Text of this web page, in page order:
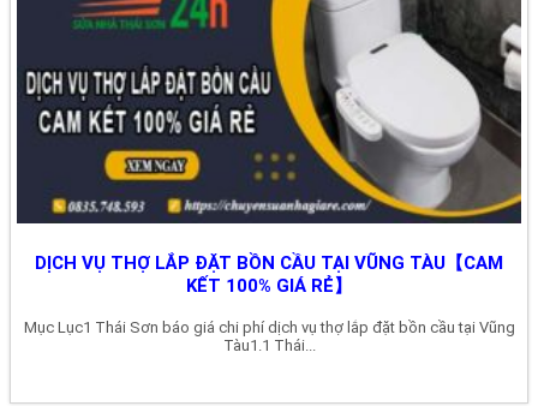
DỊCH VỤ THỢ LẮP ĐẶT BỒN CẦU TẠI VŨNG TÀU【CAM
KẾT 100% GIÁ RẺ】
Mục Lục1 Thái Sơn báo giá chi phí dịch vụ thợ lắp đặt bồn cầu tại Vũng
Tàu1.1 Thái...